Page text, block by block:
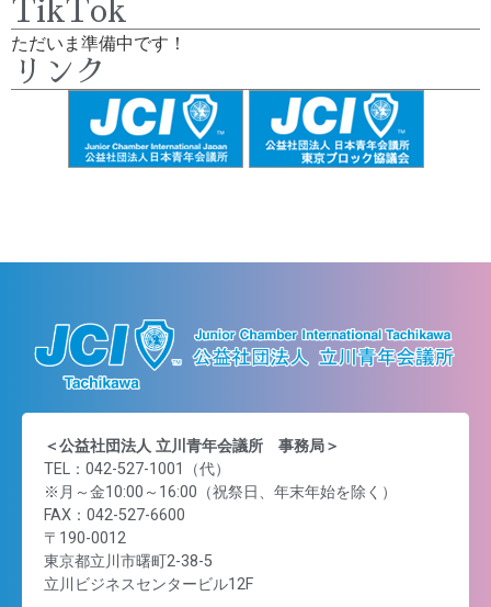
TikTok
ただいま準備中です！
リンク
＜公益社団法人 立川青年会議所 事務局＞
TEL：042-527-1001（代）
※月～金10:00～16:00（祝祭日、年末年始を除く）
FAX：042-527-6600
〒190-0012
東京都立川市曙町2-38-5
立川ビジネスセンタービル12F